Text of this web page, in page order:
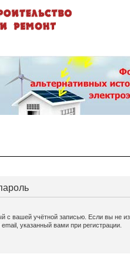
с вашей учётной записью. Если вы не
указанный вами при регистрации.